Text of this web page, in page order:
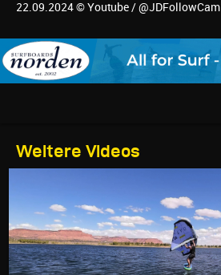
22.09.2024 © Youtube / @JDFollowCam
Weitere Videos